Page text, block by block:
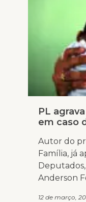
PL
em caso
Autor do
Família, já
Anderson
12 de março,